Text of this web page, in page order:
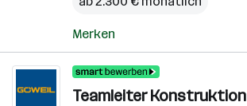
Merken
Teamleiter Konstruktion